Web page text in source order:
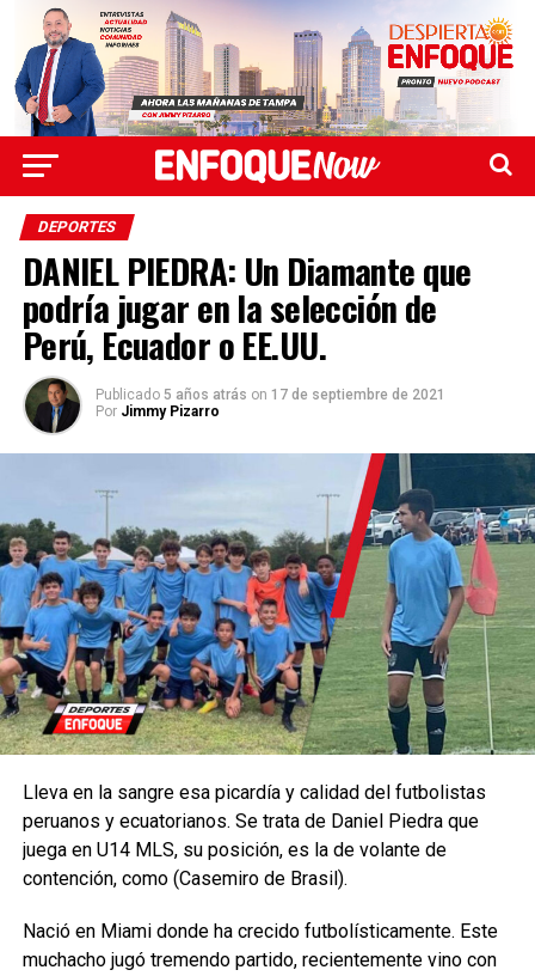
DEPORTES
DANIEL PIEDRA: Un Diamante que
podría jugar en la selección de
Perú, Ecuador o EE.UU.
Publicado 5 años atrás on 17 de septiembre de 2021
Por Jimmy Pizarro
Lleva en la sangre esa picardía y calidad del futbolistas
peruanos y ecuatorianos. Se trata de Daniel Piedra que
juega en U14 MLS, su posición, es la de volante de
contención, como (Casemiro de Brasil).
Nació en Miami donde ha crecido futbolísticamente. Este
muchacho jugó tremendo partido, recientemente vino con